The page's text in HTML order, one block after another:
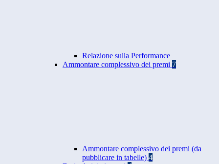
Relazione sulla Performance
Ammontare complessivo dei premi 7
Ammontare complessivo dei premi (da
pubblicare in tabelle) 4